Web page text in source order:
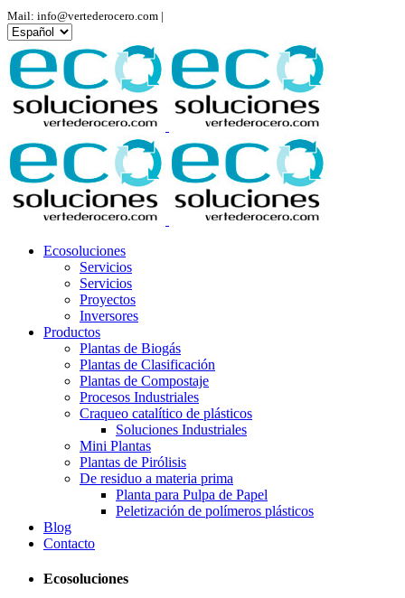
Mail: info@vertederocero.com |
Elegir
idioma
Ecosoluciones
Servicios
Servicios
Proyectos
Inversores
Productos
Plantas de Biogás
Plantas de Clasificación
Plantas de Compostaje
Procesos Industriales
Craqueo catalítico de plásticos
Soluciones Industriales
Mini Plantas
Plantas de Pirólisis
De residuo a materia prima
Planta para Pulpa de Papel
Peletización de polímeros plásticos
Blog
Contacto
Ecosoluciones